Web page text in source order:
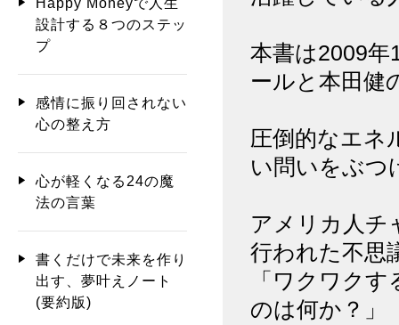
本書は2009
ールと本田健
圧倒的なエネ
い問いをぶつ
アメリカ人チ
行われた不思
「ワクワク
のは何か？」
Happy Moneyで人生
設計する８つのステッ
プ
感情に振り回されない
心の整え方
心が軽くなる24の魔
法の言葉
書くだけで未来を作り
出す、夢叶えノート
(要約版)